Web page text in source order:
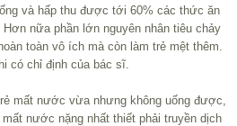
và hấp thu được tới 60% các thức ăn
nữa phần lớn nguyên nhân tiêu chảy
toàn vô ích mà còn làm trẻ mệt thêm.
có chỉ định của bác sĩ.
mất nước vừa nhưng không uống được,
nước nặng nhất thiết phải truyền dịch